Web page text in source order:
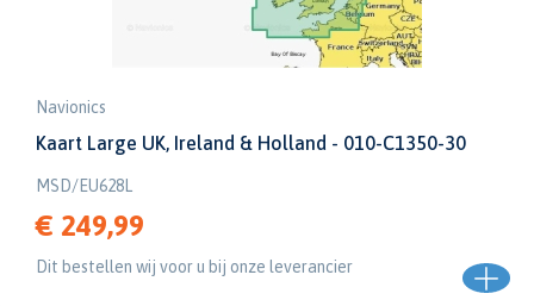
Navionics
Kaart Large UK, Ireland & Holland - 010-C1350-30
MSD/EU628L
€ 249,99
Dit bestellen wij voor u bij onze leverancier